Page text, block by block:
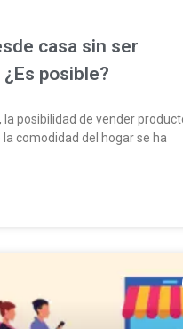
casa sin ser
posible?
la posibilidad de vender
comodidad del hogar se ha